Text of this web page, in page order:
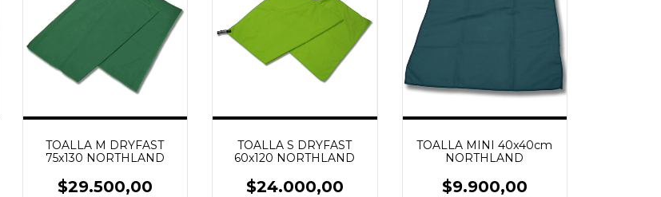
TOALLA M DRYFAST
75x130 NORTHLAND
$29.500,00
TOALLA S DRYFAST
60x120 NORTHLAND
$24.000,00
TOALLA MINI 40x40cm
NORTHLAND
$9.900,00